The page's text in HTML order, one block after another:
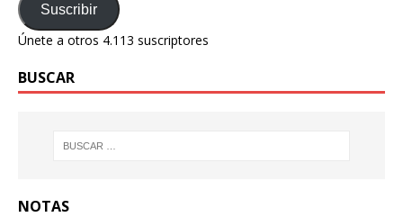
Suscribir
Únete a otros 4.113 suscriptores
BUSCAR
NOTAS